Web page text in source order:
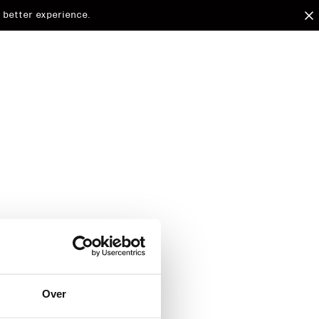
Over
experience.